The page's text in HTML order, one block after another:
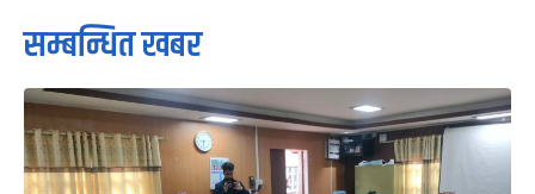
सम्बन्धित खबर